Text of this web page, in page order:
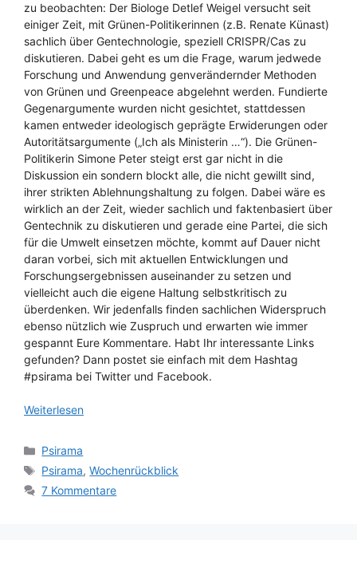
zu beobachten: Der Biologe Detlef Weigel versucht seit
einiger Zeit, mit Grünen-Politikerinnen (z.B. Renate Künast)
sachlich über Gentechnologie, speziell CRISPR/Cas zu
diskutieren. Dabei geht es um die Frage, warum jedwede
Forschung und Anwendung genverändernder Methoden
von Grünen und Greenpeace abgelehnt werden. Fundierte
Gegenargumente wurden nicht gesichtet, stattdessen
kamen entweder ideologisch geprägte Erwiderungen oder
Autoritätsargumente („Ich als Ministerin …“). Die Grünen-
Politikerin Simone Peter steigt erst gar nicht in die
Diskussion ein sondern blockt alle, die nicht gewillt sind,
ihrer strikten Ablehnungshaltung zu folgen. Dabei wäre es
wirklich an der Zeit, wieder sachlich und faktenbasiert über
Gentechnik zu diskutieren und gerade eine Partei, die sich
für die Umwelt einsetzen möchte, kommt auf Dauer nicht
daran vorbei, sich mit aktuellen Entwicklungen und
Forschungsergebnissen auseinander zu setzen und
vielleicht auch die eigene Haltung selbstkritisch zu
überdenken. Wir jedenfalls finden sachlichen Widerspruch
ebenso nützlich wie Zuspruch und erwarten wie immer
gespannt Eure Kommentare. Habt Ihr interessante Links
gefunden? Dann postet sie einfach mit dem Hashtag
#psirama bei Twitter und Facebook.
Weiterlesen
Kategorien
Psirama
Schlagwörter
Psirama,Wochenrückblick
7 Kommentare